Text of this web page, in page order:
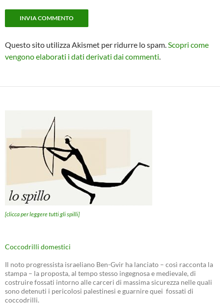
Questo sito utilizza Akismet per ridurre lo spam.Scopri come
vengono elaborati i dati derivati dai commenti.
[clicca per leggere tutti gli spilli]
Coccodrilli domestici
Il noto progressista israeliano Ben-Gvir ha lanciato – così racconta la
stampa – la proposta, al tempo stesso ingegnosa e medievale, di
costruire fossati intorno alle carceri di massima sicurezza nelle quali
sono detenuti i pericolosi palestinesi e guarnire quei fossati di
coccodrilli.